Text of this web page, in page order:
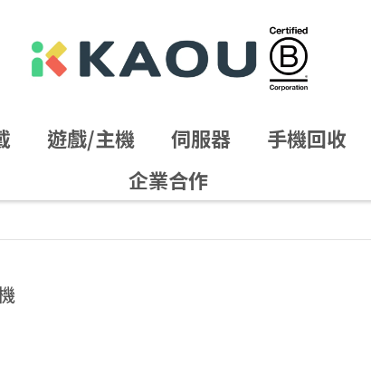
遊戲/主機 伺服器
手機回收
企業合作